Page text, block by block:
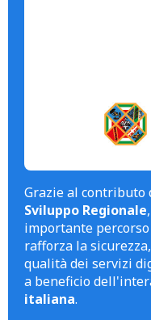
Grazie al contributo
Sviluppo Regionale
importante
rafforza la
qualità dei servizi
a beneficio
italiana.